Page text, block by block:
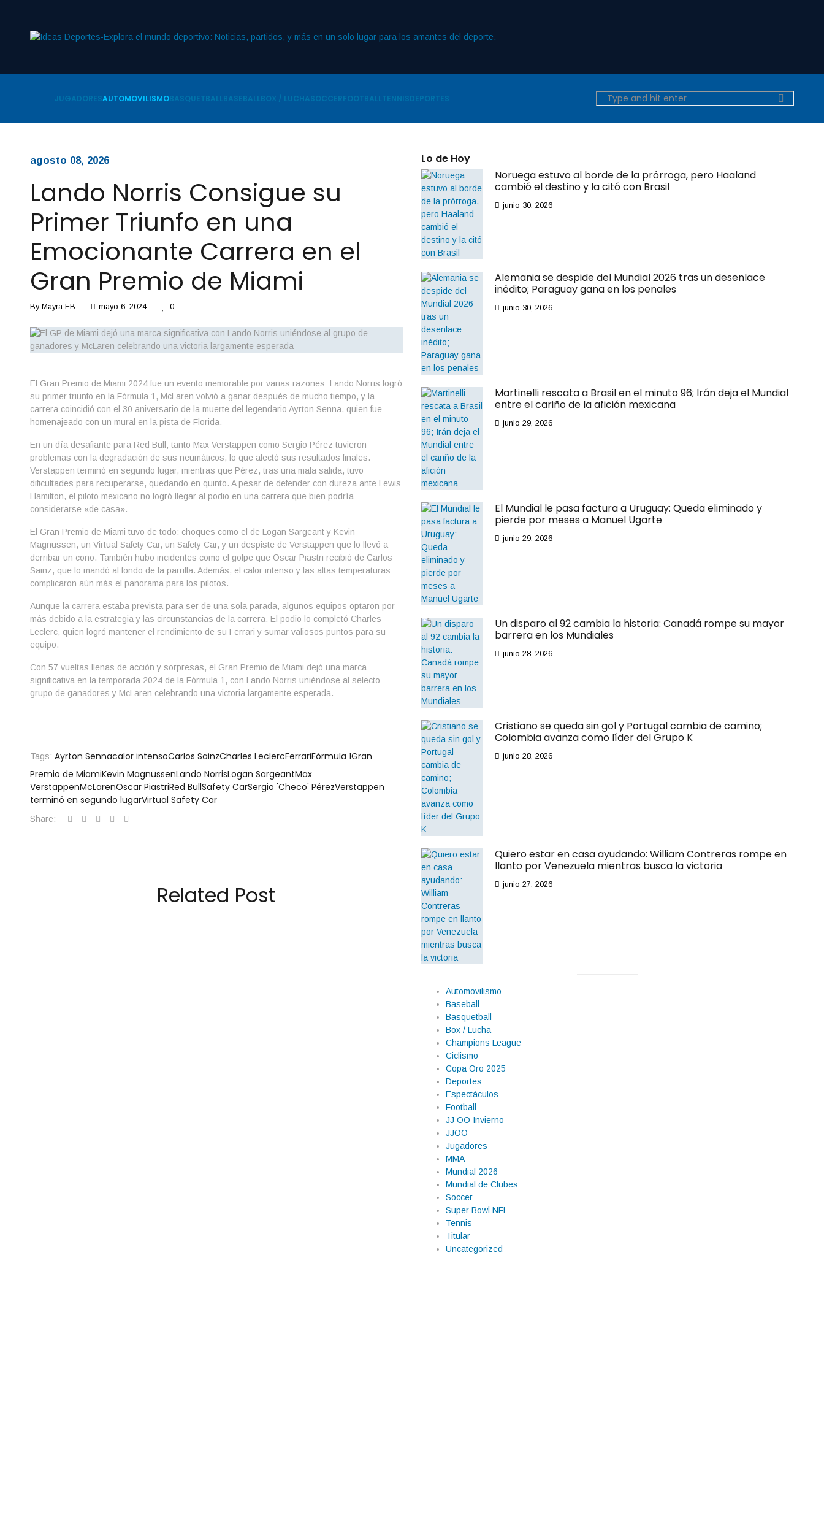
JUGADORESAUTOMOVILISMOBASQUETBALLBASEBALLBOX / LUCHASOCCERFOOTBALLTENNISDEPORTES
agosto 08, 2026
Lando Norris Consigue su
Primer Triunfo en una
Emocionante Carrera en el
Gran Premio de Miami
By Mayra EB mayo 6, 2024 0
El Gran Premio de Miami 2024 fue un evento memorable por varias razones: Lando Norris logró
su primer triunfo en la Fórmula 1, McLaren volvió a ganar después de mucho tiempo, y la
carrera coincidió con el 30 aniversario de la muerte del legendario Ayrton Senna, quien fue
homenajeado con un mural en la pista de Florida.
En un día desafiante para Red Bull, tanto Max Verstappen como Sergio Pérez tuvieron
problemas con la degradación de sus neumáticos, lo que afectó sus resultados finales.
Verstappen terminó en segundo lugar, mientras que Pérez, tras una mala salida, tuvo
dificultades para recuperarse, quedando en quinto. A pesar de defender con dureza ante Lewis
Hamilton, el piloto mexicano no logró llegar al podio en una carrera que bien podría
considerarse «de casa».
El Gran Premio de Miami tuvo de todo: choques como el de Logan Sargeant y Kevin
Magnussen, un Virtual Safety Car, un Safety Car, y un despiste de Verstappen que lo llevó a
derribar un cono. También hubo incidentes como el golpe que Oscar Piastri recibió de Carlos
Sainz, que lo mandó al fondo de la parrilla. Además, el calor intenso y las altas temperaturas
complicaron aún más el panorama para los pilotos.
Aunque la carrera estaba prevista para ser de una sola parada, algunos equipos optaron por
más debido a la estrategia y las circunstancias de la carrera. El podio lo completó Charles
Leclerc, quien logró mantener el rendimiento de su Ferrari y sumar valiosos puntos para su
equipo.
Con 57 vueltas llenas de acción y sorpresas, el Gran Premio de Miami dejó una marca
significativa en la temporada 2024 de la Fórmula 1, con Lando Norris uniéndose al selecto
grupo de ganadores y McLaren celebrando una victoria largamente esperada.
Tags: Ayrton Sennacalor intensoCarlos SainzCharles LeclercFerrariFórmula 1Gran
Premio de MiamiKevin MagnussenLando NorrisLogan SargeantMax
VerstappenMcLarenOscar PiastriRed BullSafety CarSergio 'Checo' PérezVerstappen
terminó en segundo lugarVirtual Safety Car
Share:
Related Post
Lo de Hoy
Noruega estuvo al borde de la prórroga, pero Haaland
cambió el destino y la citó con Brasil
junio 30, 2026
Alemania se despide del Mundial 2026 tras un desenlace
inédito; Paraguay gana en los penales
junio 30, 2026
Martinelli rescata a Brasil en el minuto 96; Irán deja el Mundial
entre el cariño de la afición mexicana
junio 29, 2026
El Mundial le pasa factura a Uruguay: Queda eliminado y
pierde por meses a Manuel Ugarte
junio 29, 2026
Un disparo al 92 cambia la historia: Canadá rompe su mayor
barrera en los Mundiales
junio 28, 2026
Cristiano se queda sin gol y Portugal cambia de camino;
Colombia avanza como líder del Grupo K
junio 28, 2026
Quiero estar en casa ayudando: William Contreras rompe en
llanto por Venezuela mientras busca la victoria
junio 27, 2026
Automovilismo
Baseball
Basquetball
Box / Lucha
Champions League
Ciclismo
Copa Oro 2025
Deportes
Espectáculos
Football
JJ OO Invierno
JJOO
Jugadores
MMA
Mundial 2026
Mundial de Clubes
Soccer
Super Bowl NFL
Tennis
Titular
Uncategorized